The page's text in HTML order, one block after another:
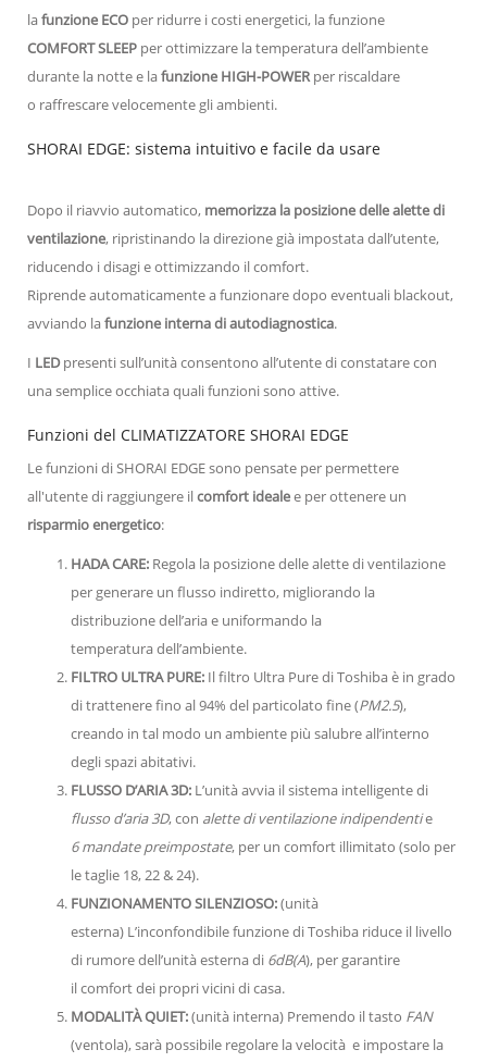
lafunzione ECO per ridurre i costi energetici, la funzione
COMFORT SLEEP per ottimizzare la temperatura dell’ambiente
durante la notte e lafunzione HIGH-POWERper riscaldare
o raffrescare velocemente gli ambienti.
SHORAI EDGE: sistema intuitivo e facile da usare
Dopo il riavvio automatico, memorizza la posizione delle alette di
ventilazione, ripristinando la direzione già impostata dall’utente,
riducendo i disagi e ottimizzando il comfort.
Riprende automaticamente a funzionare dopo eventuali blackout,
avviando lafunzione interna di autodiagnostica.
I LEDpresenti sull’unità consentono all’utente di constatare con
una semplice occhiata quali funzioni sono attive.
Funzioni del CLIMATIZZATORE SHORAI EDGE
Le funzioni di SHORAI EDGE sono pensate per permettere
all'utente di raggiungere ilcomfort idealee per ottenere un
risparmio energetico:
HADA CARE: Regola la posizione delle alette di ventilazione
per generare un flusso indiretto, migliorando la
distribuzione dell’aria e uniformando la
temperatura dell’ambiente.
FILTRO ULTRA PURE: Il filtro Ultra Pure di Toshiba è in grado
di trattenere fino al 94% del particolato fine (PM2.5),
creando in tal modo un ambiente più salubre all’interno
degli spazi abitativi.
FLUSSO D’ARIA 3D: L’unità avvia il sistema intelligente di
flusso d’aria 3D, con alette di ventilazione indipendentie
6 mandate preimpostate, per un comfort illimitato (solo per
le taglie 18, 22 & 24).
FUNZIONAMENTO SILENZIOSO:(unità
esterna) L’inconfondibile funzione di Toshiba riduce il livello
di rumore dell’unità esterna di 6dB(A), per garantire
il comfort dei propri vicini di casa.
MODALITÀ QUIET:(unità interna) Premendo il tasto FAN
(ventola), sarà possibile regolare la velocità e impostare la